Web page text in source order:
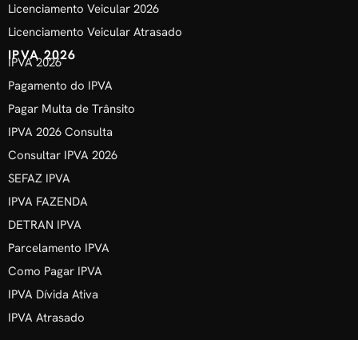
Licenciamento Veicular 2026
Licenciamento Veicular Atrasado
IPVA 2026
IPVA 2026
Pagamento do IPVA
Pagar Multa de Trânsito
IPVA 2026 Consulta
Consultar IPVA 2026
SEFAZ IPVA
IPVA FAZENDA
DETRAN IPVA
Parcelamento IPVA
Como Pagar IPVA
IPVA Dívida Ativa
IPVA Atrasado